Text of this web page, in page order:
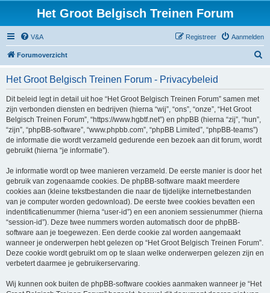
Het Groot Belgisch Treinen Forum
V&A Aanmelden
Registreer
Forumoverzicht
Het Groot Belgisch Treinen Forum - Privacybeleid
Dit beleid legt in detail uit hoe “Het Groot Belgisch Treinen Forum” samen met
zijn verbonden diensten en bedrijven (hierna “wij”, “ons”, “onze”, “Het Groot
Belgisch Treinen Forum”, “https://www.hgbtf.net”) en phpBB (hierna “zij”, “hun”,
“zijn”, “phpBB-software”, “www.phpbb.com”, “phpBB Limited”, “phpBB-teams”)
de informatie die wordt verzameld gedurende een bezoek aan dit forum, wordt
gebruikt (hierna “je informatie”).
Je informatie wordt op twee manieren verzameld. De eerste manier is door het
gebruik van zogenaamde cookies. De phpBB-software maakt meerdere
cookies aan (kleine tekstbestanden die naar de tijdelijke internetbestanden
van je computer worden gedownload). De eerste twee cookies bevatten een
indentificatienummer (hierna “user-id”) en een anoniem sessienummer (hierna
“session-id”). Deze twee nummers worden automatisch door de phpBB-
software aan je toegewezen. Een derde cookie zal worden aangemaakt
wanneer je onderwerpen hebt gelezen op “Het Groot Belgisch Treinen Forum”.
Deze cookie wordt gebruikt om op te slaan welke onderwerpen gelezen zijn en
verbetert daarmee je gebruikerservaring.
Wij kunnen ook buiten de phpBB-software cookies aanmaken wanneer je “Het